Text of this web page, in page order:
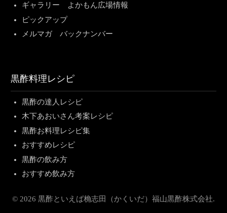
ギャラリー よかもん広場情報
ピックアップ
メルマガ バックナンバー
黒酢料理レシピ
黒酢の達人レシピ
木下あおいさん考案レシピ
黒酢お料理レシピ集
おすすめレシピ
黒酢の飲み方
おすすめ飲み方
© 2026 黒酢といえば桷志田（かくいだ）福山黒酢株式会社.